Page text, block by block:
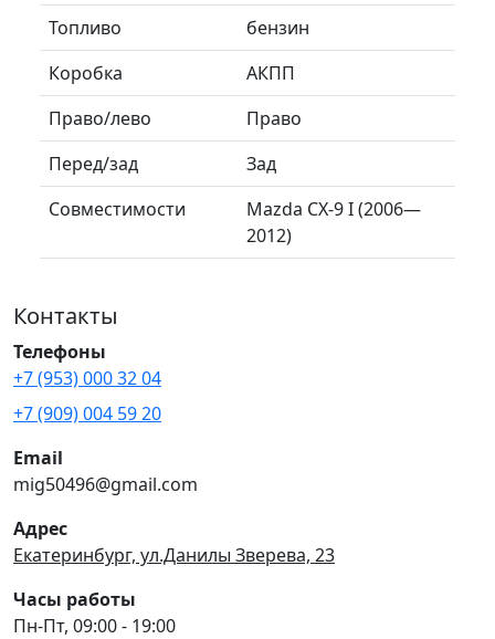
Топливо
бензин
Коробка
АКПП
Право/лево
Право
Перед/зад
Зад
Совместимости
Mazda CX-9 I (2006—
2012)
Контакты
Телефоны
+7 (953) 000 32 04
+7 (909) 004 59 20
Email
mig50496@gmail.com
Адрес
Екатеринбург, ул.Данилы Зверева, 23
Часы работы
Пн-Пт, 09:00 - 19:00